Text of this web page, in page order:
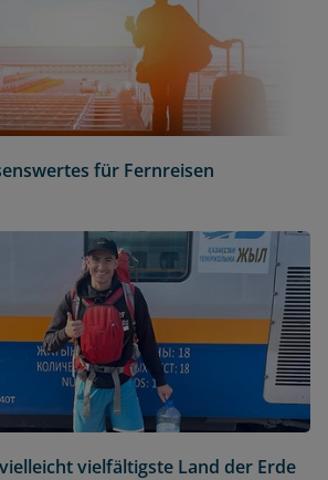
für Fernreisen
vielfältigste Land der Erde